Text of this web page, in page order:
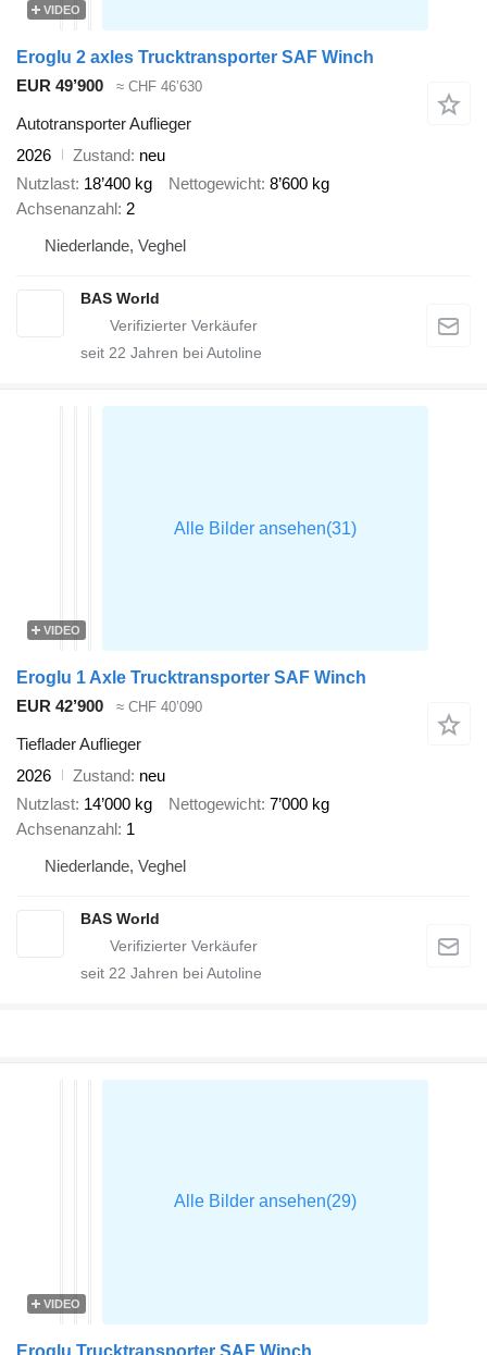
VIDEO
Eroglu 2 axles Trucktransporter SAF Winch
EUR 49’900
≈ CHF 46’630
Autotransporter Auflieger
2026
Zustand neu
Nutzlast 18’400 kg Nettogewicht 8’600 kg
Achsenanzahl 2
Niederlande, Veghel
BAS World
seit 22 Jahren bei Autoline
VIDEO
Eroglu 1 Axle Trucktransporter SAF Winch
EUR 42’900
≈ CHF 40’090
Tieflader Auflieger
2026
Zustand neu
Nutzlast 14’000 kg Nettogewicht 7’000 kg
Achsenanzahl 1
Niederlande, Veghel
BAS World
seit 22 Jahren bei Autoline
VIDEO
Eroglu Trucktransporter SAF Winch